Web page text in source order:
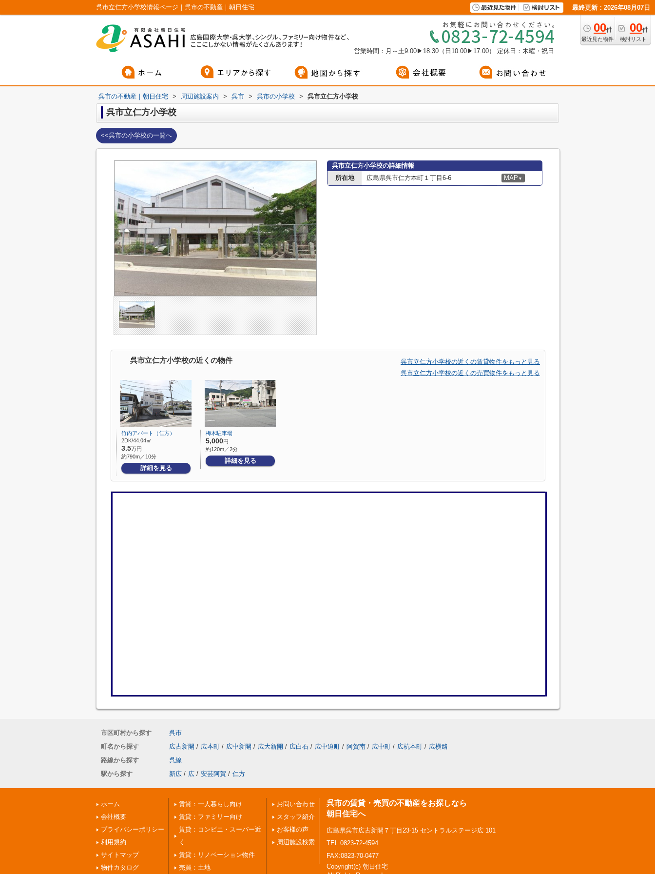
呉市立仁方小学校情報ページ｜呉市の不動産｜朝日住宅 最終更新：2026年08月07日
00件
最近見た物件
00件
検討リスト
営業時間：月～土9:00▶18:30（日10:00▶17:00） 定休日：木曜・祝日
呉市の不動産｜朝日住宅 > 周辺施設案内 > 呉市 > 呉市の小学校 > 呉市立仁方小学校
呉市立仁方小学校
<<呉市の小学校の一覧へ
呉市立仁方小学校の詳細情報
所在地
広島県呉市仁方本町１丁目6-6 MAP ▼
呉市立仁方小学校の近くの物件
呉市立仁方小学校の近くの賃貸物件をもっと見る
呉市立仁方小学校の近くの売買物件をもっと見る
竹内アパート（仁方）
2DK/44.04㎡
3.5万円
約790m／10分
詳細を見る
梅木駐車場
5,000円
約120m／2分
詳細を見る
市区町村から探す
呉市
町名から探す
広古新開 / 広本町 / 広中新開 / 広大新開 / 広白石 / 広中迫町 / 阿賀南 / 広中町 / 広杭本町 / 広横路
路線から探す
呉線
駅から探す
新広 / 広 / 安芸阿賀 / 仁方
ホーム
会社概要
プライバシーポリシー
利用規約
サイトマップ
物件カタログ
賃貸：一人暮らし向け
賃貸：ファミリー向け
賃貸：コンビニ・スーパー近
く
賃貸：リノベーション物件
売買：土地
お問い合わせ
スタッフ紹介
お客様の声
周辺施設検索
呉市の賃貸・売買の不動産をお探しなら
朝日住宅へ
広島県呉市広古新開７丁目23-15 セントラルステージ広 101
TEL:0823-72-4594
FAX:0823-70-0477
Copyright(c) 朝日住宅